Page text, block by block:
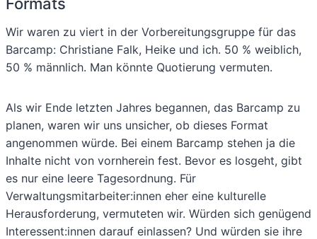
Wir waren zu viert in der Vorbereitungsgruppe für das
Barcamp: Christiane Falk, Heike und ich. 50 % weiblich,
50 % männlich. Man könnte Quotierung vermuten.
Als wir Ende letzten Jahres begannen, das Barcamp zu
planen, waren wir uns unsicher, ob dieses Format
angenommen würde. Bei einem Barcamp stehen ja die
Inhalte nicht von vornherein fest. Bevor es losgeht, gibt
es nur eine leere Tagesordnung. Für
Verwaltungsmitarbeiter:innen eher eine kulturelle
Herausforderung, vermuteten wir. Würden sich genügend
Interessent:innen darauf einlassen? Und würden sie ihre